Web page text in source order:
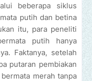
beberapa siklus
putih dan betina
itu, para peneliti
putih hanya
Faktanya, setelah
putaran pembiakan
merah tanpa